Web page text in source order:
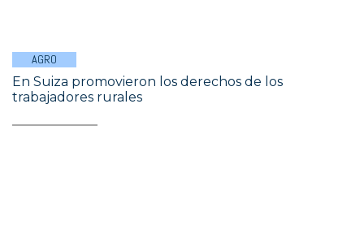
AGRO
En Suiza promovieron los derechos de los
trabajadores rurales